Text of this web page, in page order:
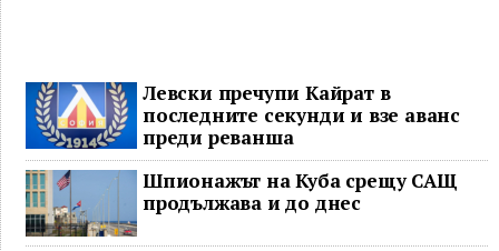
Левски пречупи Кайрат в
последните секунди и взе аванс
преди реванша
Шпионажът на Куба срещу САЩ
продължава и до днес